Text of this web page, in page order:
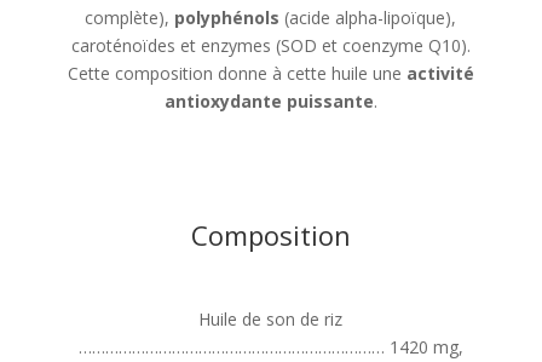
complète), polyphénols (acide alpha-lipoïque),
caroténoïdes et enzymes (SOD et coenzyme Q10).
Cette composition donne à cette huile une activité
antioxydante puissante.
Composition
Huile de son de riz
…………………………………………………………… 1420 mg,